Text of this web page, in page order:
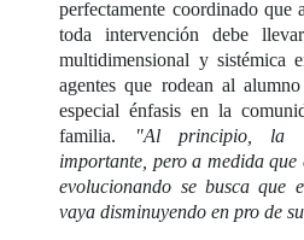
perfectamente coordinado que
toda intervención debe
multidimensional y sistémica
agentes que rodean al
especial énfasis en la
familia.
"Al principio, la
importante, pero a medida
evolucionando se busca que
vaya disminuyendo en pro de